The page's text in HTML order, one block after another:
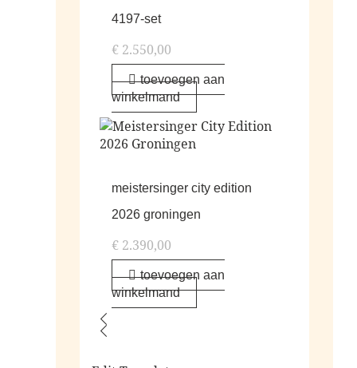
4197-set
€ 2.550,00
toevoegen aan
winkelmand
meistersinger city edition
2026 groningen
€ 2.390,00
toevoegen aan
winkelmand